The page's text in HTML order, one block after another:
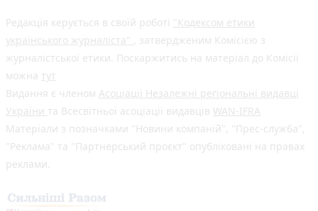
Редакція керується в своїй роботі "Кодексом етики
українського журналіста"
, затвердженим Комісією з
журналістської етики. Поскаржитись на матеріал до Комісії
можна тут
Видання є членом Асоціації Незалежні регіональні видавці
України та Всесвітньої асоціації видавців WAN-IFRA
Матеріали з позначками "Новини компаній", "Прес-служба",
"Реклама" та "Партнерський проєкт" опубліковані на правах
реклами.